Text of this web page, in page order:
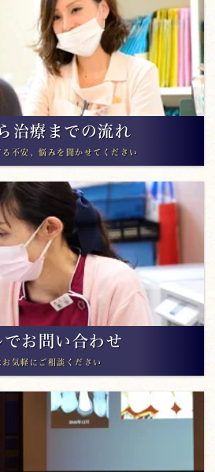
治療までの流れ
不安、悩みを聞かせてください
でお問い合わせ
お気軽にご相談ください